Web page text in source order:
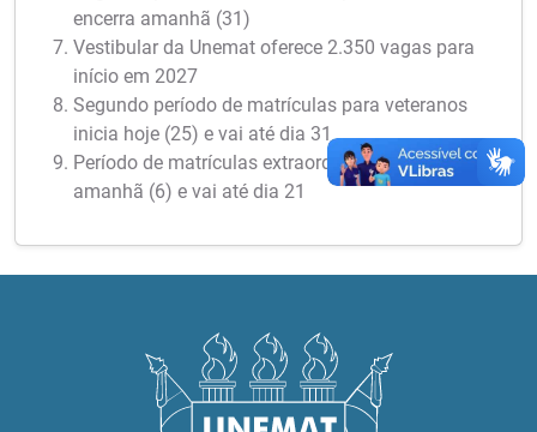
encerra amanhã (31)
Vestibular da Unemat oferece 2.350 vagas para
início em 2027
Segundo período de matrículas para veteranos
inicia hoje (25) e vai até dia 31
Período de matrículas extraordinárias inicia
amanhã (6) e vai até dia 21